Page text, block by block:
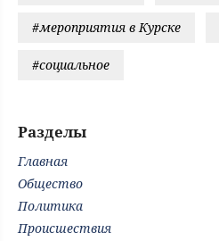
#мероприятия в Курске
#социальное
Разделы
Главная
Общество
Политика
Происшествия